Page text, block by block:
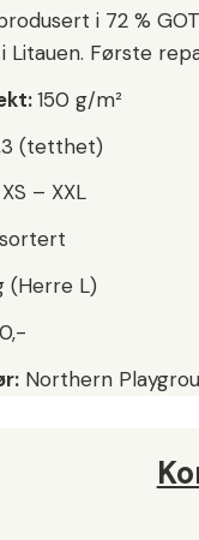
i 72 %
Litauen. Første
150 g/m²
(tetthet)
XS – XXL
(Herre L)
Northern